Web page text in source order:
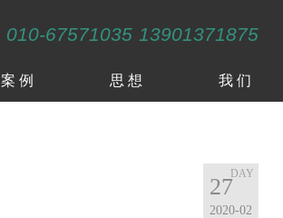
010-67571035 13901371875
案 例 思 想 我 们
27
2020-02